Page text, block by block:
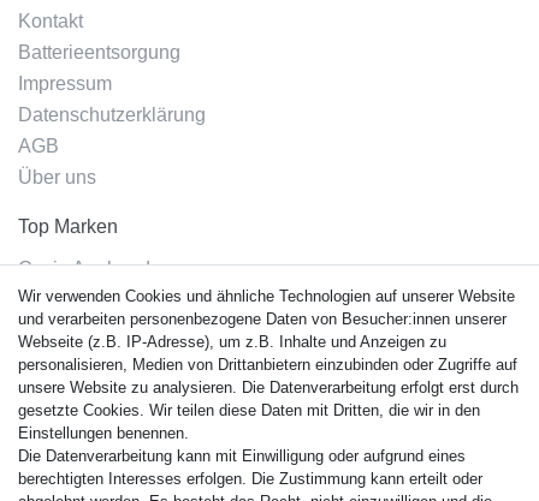
Kontakt
Batterieentsorgung
Impressum
Datenschutzerklärung
AGB
Über uns
Top Marken
Casio Armband
Festina Armband
Citizen Armband
M. Lacroix Armband
J. Lemans Armband
Uhrenarmbänder - Alle
Sicherheit
Wir verwenden Cookies und ähnliche Technologien auf unserer Website
und verarbeiten personenbezogene Daten von Besucher:innen unserer
Webseite (z.B. IP-Adresse), um z.B. Inhalte und Anzeigen zu
personalisieren, Medien von Drittanbietern einzubinden oder Zugriffe auf
unsere Website zu analysieren. Die Datenverarbeitung erfolgt erst durch
gesetzte Cookies. Wir teilen diese Daten mit Dritten, die wir in den
Einstellungen benennen.
Die Datenverarbeitung kann mit Einwilligung oder aufgrund eines
berechtigten Interesses erfolgen. Die Zustimmung kann erteilt oder